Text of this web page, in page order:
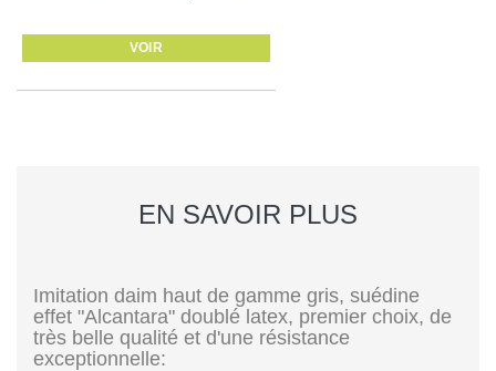
VOIR
EN SAVOIR PLUS
Imitation daim haut de gamme gris, suédine
effet "Alcantara" doublé latex, premier choix, de
très belle qualité et d'une résistance
exceptionnelle: